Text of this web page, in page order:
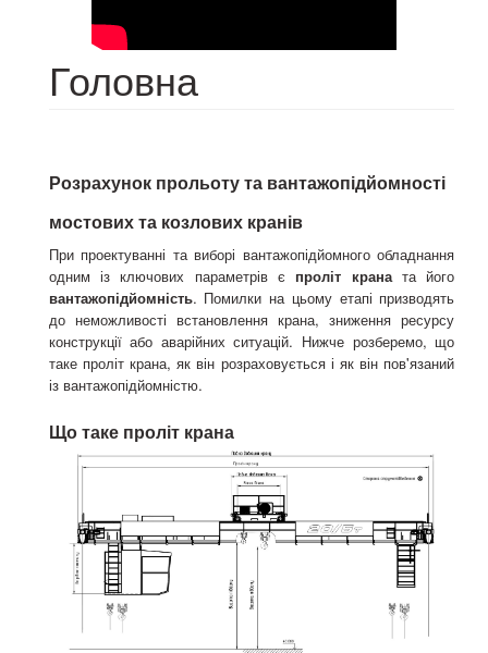
Головна
Розрахунок прольоту та вантажопідйомності
мостових та козлових кранів
При проектуванні та виборі вантажопідйомного обладнання
одним із ключових параметрів є проліт краната його
вантажопідйомність. Помилки на цьому етапі призводять
до неможливості встановлення крана, зниження ресурсу
конструкції або аварійних ситуацій. Нижче розберемо, що
таке проліт крана, як він розраховується і як він пов'язаний
із вантажопідйомністю.
Що таке проліт крана